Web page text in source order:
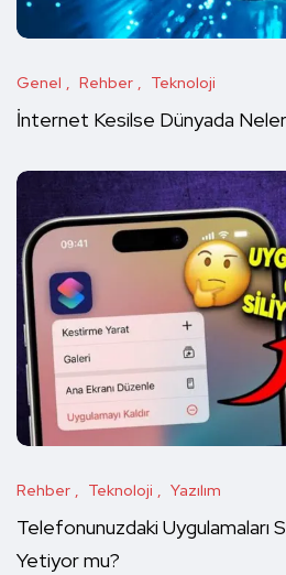
Genel Rehber Teknoloji
İnternet Kesilse Dünyada
Rehber Teknoloji Yazılım
Telefonunuzdaki Uygulamaları
Yetiyor mu?